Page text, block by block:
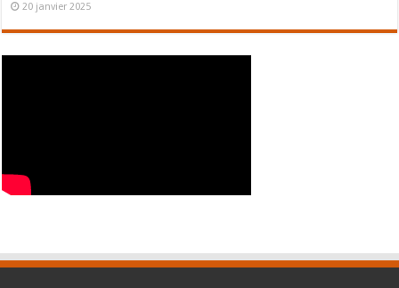
20 janvier 2025